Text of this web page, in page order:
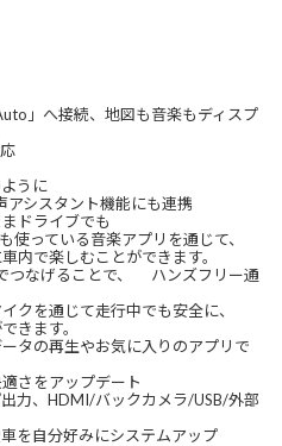
」へ接続、地図も音楽もディスプ
うに
シスタント機能にも連携
ドライブでも
っている音楽アプリを通じて、
内で楽しむことができます。
つなげることで、 ハンズフリー通
クを通じて走行中でも安全に、
きます。
タの再生やお気に入りのアプリで
さをアップデート
力、HDMI/バックカメラ/USB/外部
を自分好みにシステムアップ